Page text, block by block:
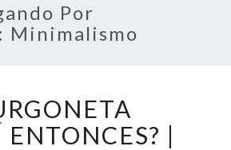
Por
Minimalismo
|